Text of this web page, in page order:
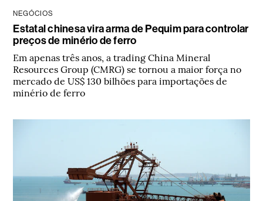
NEGÓCIOS
Estatal chinesa vira arma de Pequim para controlar
preços de minério de ferro
Em apenas três anos, a trading China Mineral
Resources Group (CMRG) se tornou a maior força no
mercado de US$ 130 bilhões para importações de
minério de ferro